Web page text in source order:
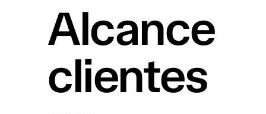
Alcance
clientes